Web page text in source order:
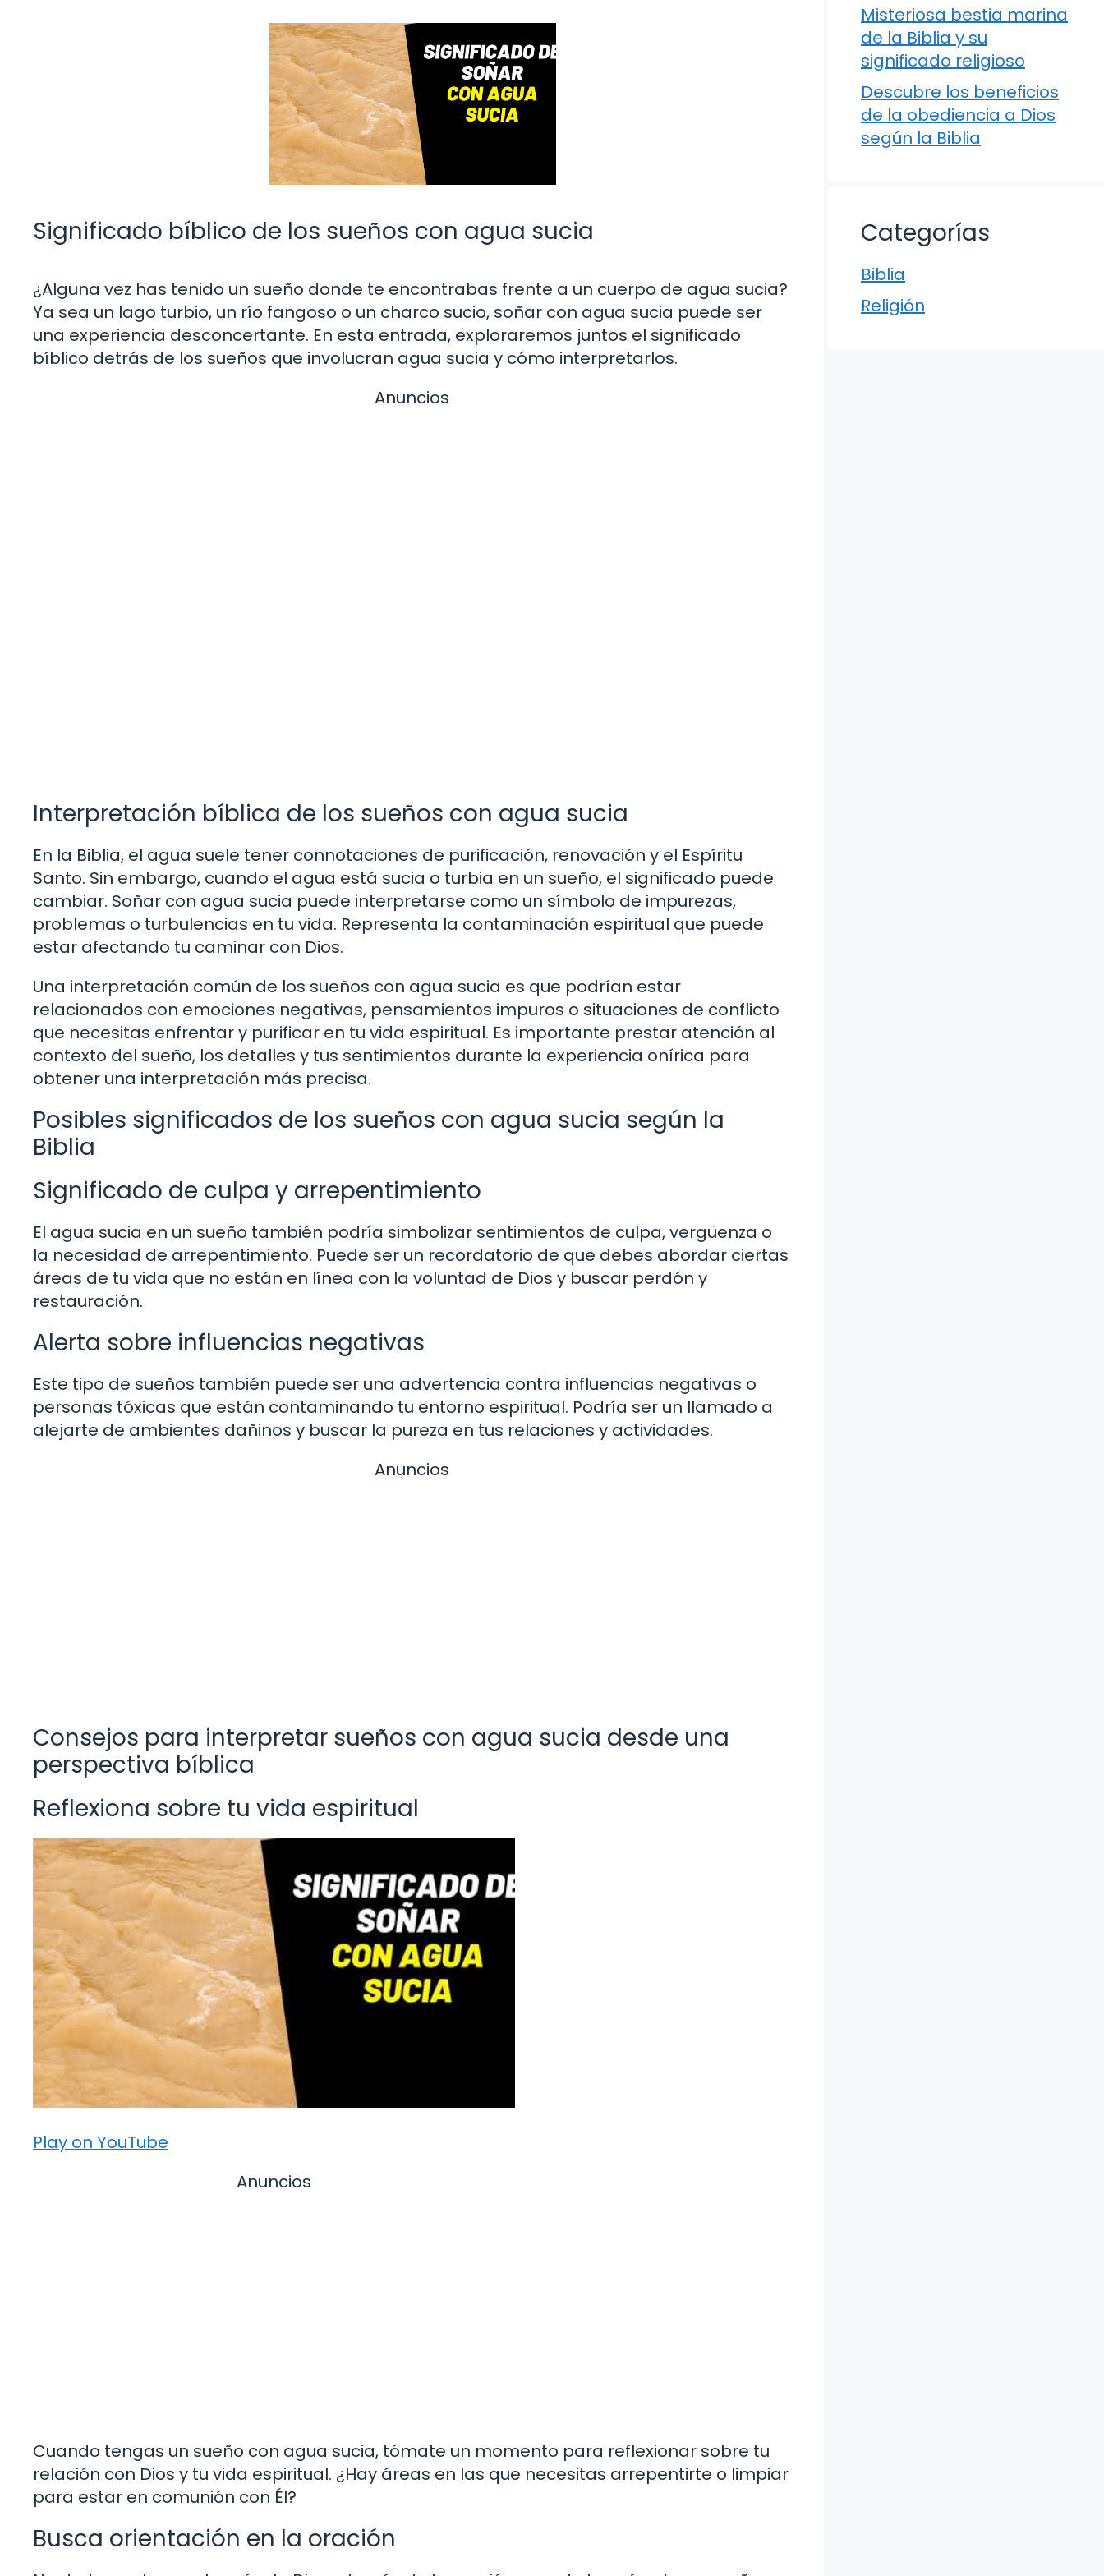
Significado bíblico de los sueños con agua sucia
¿Alguna vez has tenido un sueño donde te encontrabas frente a un cuerpo de agua sucia?
Ya sea un lago turbio, un río fangoso o un charco sucio, soñar con agua sucia puede ser
una experiencia desconcertante. En esta entrada, exploraremos juntos el significado
bíblico detrás de los sueños que involucran agua sucia y cómo interpretarlos.
Anuncios
Interpretación bíblica de los sueños con agua sucia
En la Biblia, el agua suele tener connotaciones de purificación, renovación y el Espíritu
Santo. Sin embargo, cuando el agua está sucia o turbia en un sueño, el significado puede
cambiar. Soñar con agua sucia puede interpretarse como un símbolo de impurezas,
problemas o turbulencias en tu vida. Representa la contaminación espiritual que puede
estar afectando tu caminar con Dios.
Una interpretación común de los sueños con agua sucia es que podrían estar
relacionados con emociones negativas, pensamientos impuros o situaciones de conflicto
que necesitas enfrentar y purificar en tu vida espiritual. Es importante prestar atención al
contexto del sueño, los detalles y tus sentimientos durante la experiencia onírica para
obtener una interpretación más precisa.
Posibles significados de los sueños con agua sucia según la
Biblia
Significado de culpa y arrepentimiento
El agua sucia en un sueño también podría simbolizar sentimientos de culpa, vergüenza o
la necesidad de arrepentimiento. Puede ser un recordatorio de que debes abordar ciertas
áreas de tu vida que no están en línea con la voluntad de Dios y buscar perdón y
restauración.
Alerta sobre influencias negativas
Este tipo de sueños también puede ser una advertencia contra influencias negativas o
personas tóxicas que están contaminando tu entorno espiritual. Podría ser un llamado a
alejarte de ambientes dañinos y buscar la pureza en tus relaciones y actividades.
Anuncios
Consejos para interpretar sueños con agua sucia desde una
perspectiva bíblica
Reflexiona sobre tu vida espiritual
Play on YouTube
Anuncios
Cuando tengas un sueño con agua sucia, tómate un momento para reflexionar sobre tu
relación con Dios y tu vida espiritual. ¿Hay áreas en las que necesitas arrepentirte o limpiar
para estar en comunión con Él?
Busca orientación en la oración
Misteriosa bestia marina
de la Biblia y su
significado religioso
Descubre los beneficios
de la obediencia a Dios
según la Biblia
Categorías
Biblia
Religión